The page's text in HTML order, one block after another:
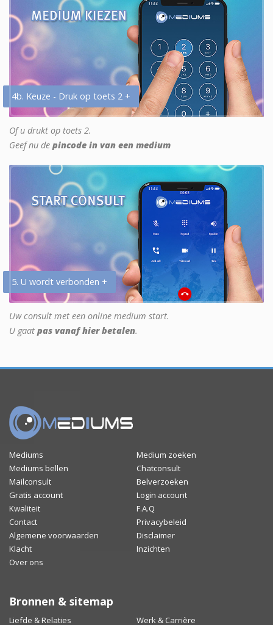
4b. Keuze - Druk op toets 2 +
Of u drukt op toets 2.
Geef nu de pincode in van een medium
5. U wordt verbonden +
Uw consult met een online medium start.
U gaat pas vanaf hier betalen.
Mediums
Medium zoeken
Mediums bellen
Chatconsult
Mailconsult
Belverzoeken
Gratis account
Login account
Kwaliteit
F.A.Q
Contact
Privacybeleid
Algemene voorwaarden
Disclaimer
Klacht
Inzichten
Over ons
Bronnen & sitemap
Liefde & Relaties Werk & Carrière